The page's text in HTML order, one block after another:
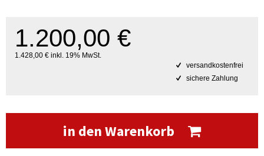
1.200,00 €
1.428,00 € inkl. 19% MwSt.
versandkostenfrei
sichere Zahlung
in den Warenkorb